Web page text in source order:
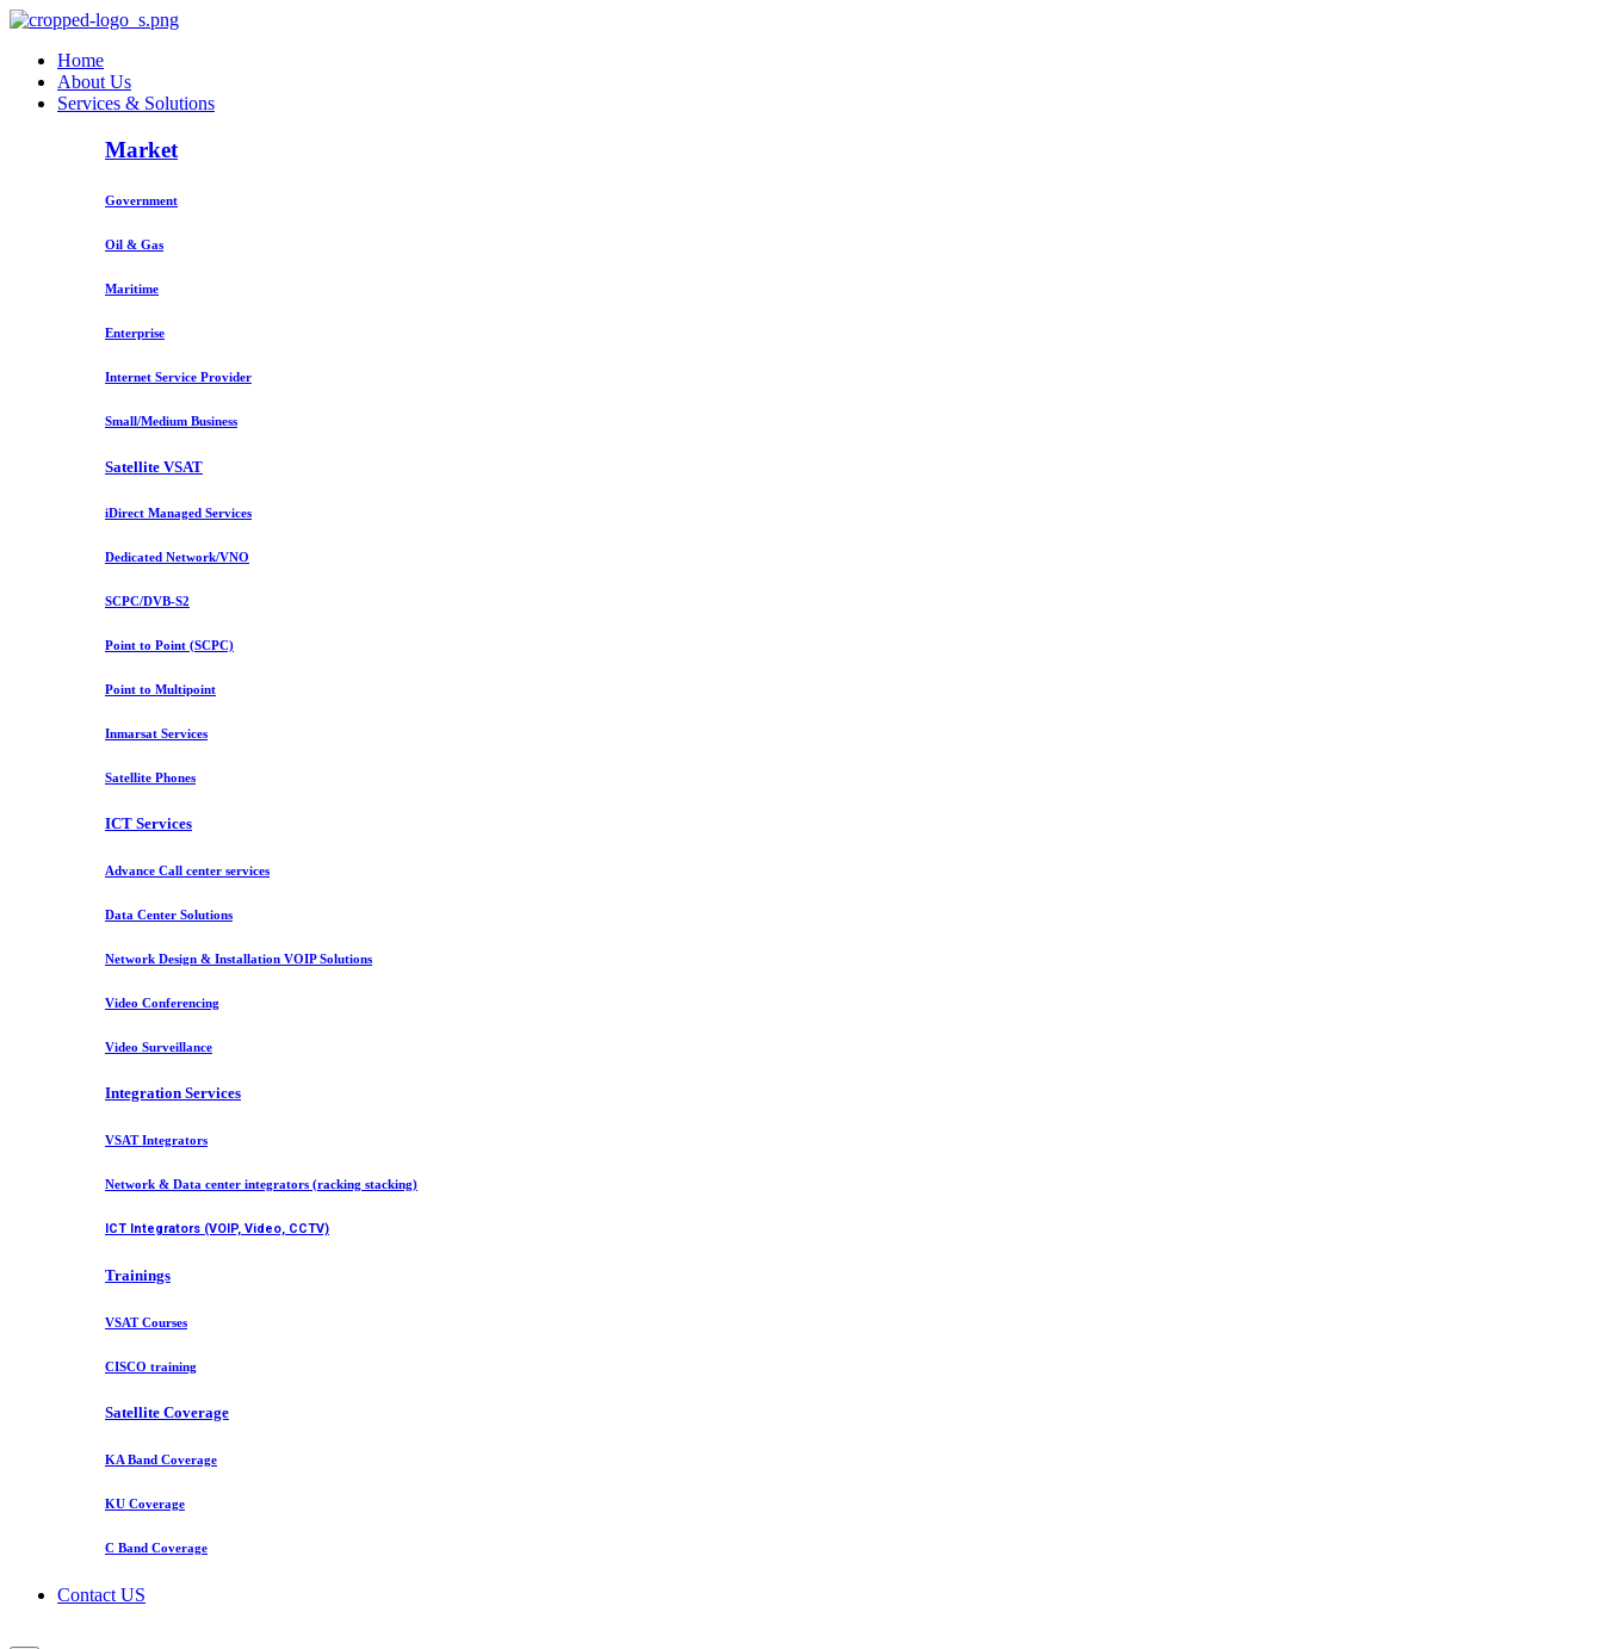
Home
About Us
Services & Solutions
Market
Government
Oil & Gas
Maritime
Enterprise
Internet Service Provider
Small/Medium Business
Satellite VSAT
iDirect Managed Services
Dedicated Network/VNO
SCPC/DVB-S2
Point to Point (SCPC)
Point to Multipoint
Inmarsat Services
Satellite Phones
ICT Services
Advance Call center services
Data Center Solutions
Network Design & Installation VOIP Solutions
Video Conferencing
Video Surveillance
Integration Services
VSAT Integrators
Network & Data center integrators (racking stacking)
ICT Integrators (VOIP, Video, CCTV)
Trainings
VSAT Courses
CISCO training
Satellite Coverage
KA Band Coverage
KU Coverage
C Band Coverage
Contact US